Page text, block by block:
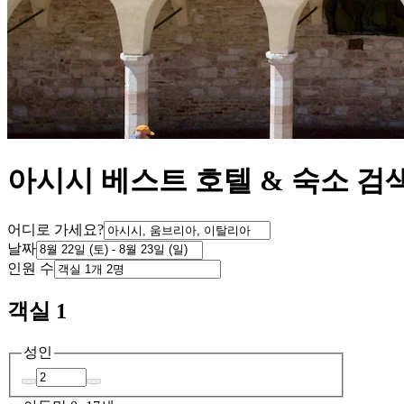
아시시 베스트 호텔 & 숙소 검
어디로 가세요?
날짜
인원 수
객실 1
성인